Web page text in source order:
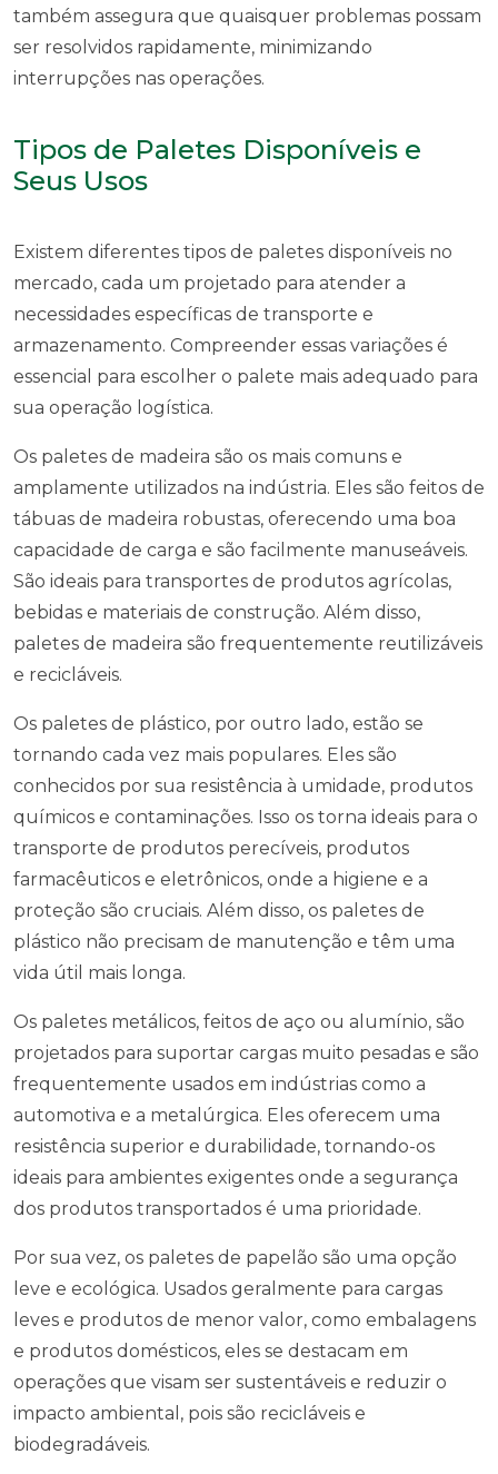
também assegura que quaisquer problemas possam
ser resolvidos rapidamente, minimizando
interrupções nas operações.
Tipos de Paletes Disponíveis e
Seus Usos
Existem diferentes tipos de paletes disponíveis no
mercado, cada um projetado para atender a
necessidades específicas de transporte e
armazenamento. Compreender essas variações é
essencial para escolher o palete mais adequado para
sua operação logística.
Os paletes de madeira são os mais comuns e
amplamente utilizados na indústria. Eles são feitos de
tábuas de madeira robustas, oferecendo uma boa
capacidade de carga e são facilmente manuseáveis.
São ideais para transportes de produtos agrícolas,
bebidas e materiais de construção. Além disso,
paletes de madeira são frequentemente reutilizáveis
e recicláveis.
Os paletes de plástico, por outro lado, estão se
tornando cada vez mais populares. Eles são
conhecidos por sua resistência à umidade, produtos
químicos e contaminações. Isso os torna ideais para o
transporte de produtos perecíveis, produtos
farmacêuticos e eletrônicos, onde a higiene e a
proteção são cruciais. Além disso, os paletes de
plástico não precisam de manutenção e têm uma
vida útil mais longa.
Os paletes metálicos, feitos de aço ou alumínio, são
projetados para suportar cargas muito pesadas e são
frequentemente usados em indústrias como a
automotiva e a metalúrgica. Eles oferecem uma
resistência superior e durabilidade, tornando-os
ideais para ambientes exigentes onde a segurança
dos produtos transportados é uma prioridade.
Por sua vez, os paletes de papelão são uma opção
leve e ecológica. Usados geralmente para cargas
leves e produtos de menor valor, como embalagens
e produtos domésticos, eles se destacam em
operações que visam ser sustentáveis e reduzir o
impacto ambiental, pois são recicláveis e
biodegradáveis.